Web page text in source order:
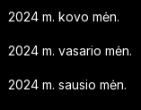
2024 m. kovo mėn.
2024 m. vasario mėn.
2024 m. sausio mėn.